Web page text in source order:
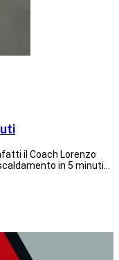
il Coach Lorenzo
in 5 minuti…